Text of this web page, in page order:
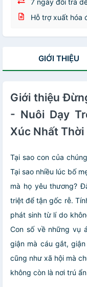
7 ngày đổi trả
Hỗ trợ xuất hóa
GIỚI THIỆU
Giới thiệu
- Nuôi Dạy
Xúc Nhất Thời
Tại sao con của
Tại sao nhiều lúc bố
mà họ yêu thương?
triệt để tận gốc rễ.
phát sinh từ lí do
Con số về những vụ
giận mà cáu gắt,
cũng như xã hội mà
không còn là nơi trú